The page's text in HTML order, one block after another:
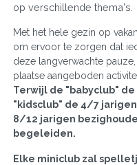
op verschillende thema's.
Met het hele gezin op
om ervoor te zorgen dat
deze langverwachte
plaatse aangeboden
Terwijl de "babyclub"
"kidsclub" de 4/7
8/12 jarigen
begeleiden.
Elke miniclub zal